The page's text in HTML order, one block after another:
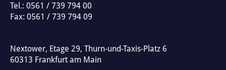
t
v
e
Tel.: 0561 / 739 794 00
Fax: 0561 / 739 794 09
Nextower, Etage 29, Thurn-und-Taxis-Platz 6
60313 Frankfurt am Main